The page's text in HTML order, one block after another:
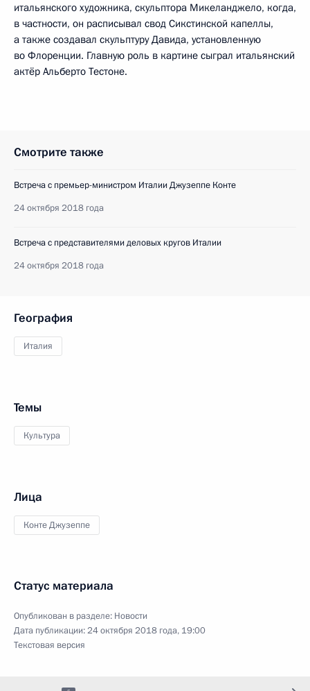
итальянского художника, скульптора Микеланджело, когда,
в частности, он расписывал свод Сикстинской капеллы,
а также создавал скульптуру Давида, установленную
во Флоренции. Главную роль в картине сыграл итальянский
актёр Альберто Тестоне.
Смотрите также
Встреча с премьер-министром Италии Джузеппе Конте
24 октября 2018 года
Встреча с представителями деловых кругов Италии
24 октября 2018 года
География
Италия
Темы
Культура
Лица
Конте Джузеппе
Статус материала
Опубликован в разделе: Новости
Дата публикации:24 октября 2018 года, 19:00
Текстовая версия